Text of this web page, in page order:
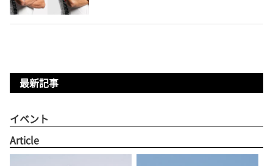
最新記事
イベント
Article